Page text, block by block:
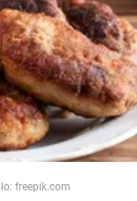
freepik.com